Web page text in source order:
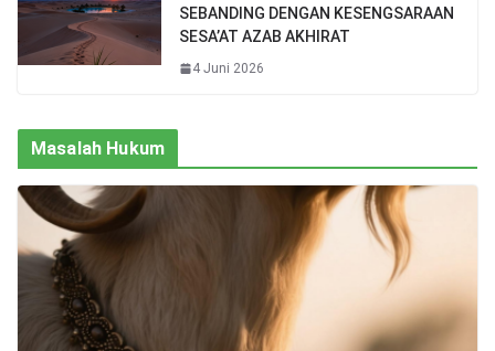
SEBANDING DENGAN KESENGSARAAN
SESA’AT AZAB AKHIRAT
4 Juni 2026
Masalah Hukum